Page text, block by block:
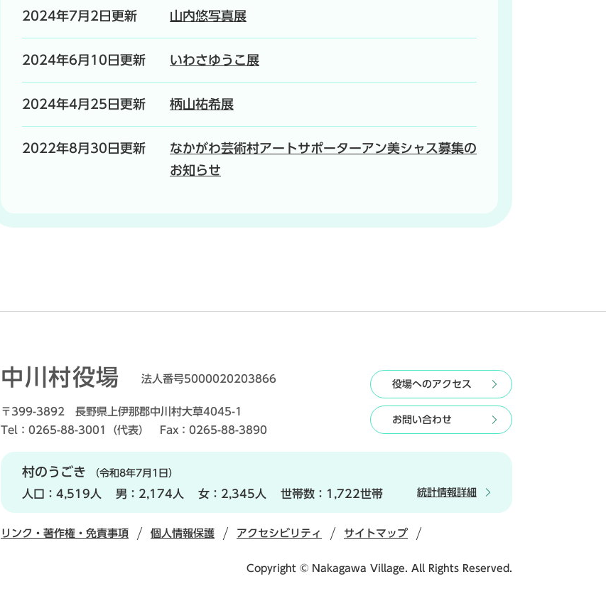
2024年7月2日更新 山内悠写真展
2024年6月10日更新 いわさゆうこ展
2024年4月25日更新 柄山祐希展
2022年8月30日更新
なかがわ芸術村アートサポーターアン美シャス募集の
お知らせ
中川村役場 法人番号5000020203866
〒399-3892 長野県上伊那郡中川村大草4045-1
Tel：0265-88-3001（代表） Fax：0265-88-3890
役場へのアクセス
お問い合わせ
村のうごき （令和8年7月1日）
人口： 4,519人 男： 2,174人 女： 2,345人 世帯数： 1,722世帯 統計情報詳細
リンク・著作権・免責事項 個人情報保護 アクセシビリティ サイトマップ
Copyright © Nakagawa Village. All Rights Reserved.